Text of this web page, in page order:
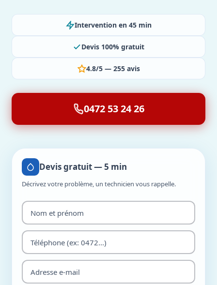
Intervention en 45 min
Devis 100% gratuit
4.8/5 — 255 avis
0472 53 24 26
Devis gratuit — 5 min
Décrivez votre problème, un technicien vous rappelle.